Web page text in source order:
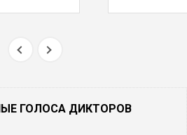
ГОЛОСА ДИКТОРОВ